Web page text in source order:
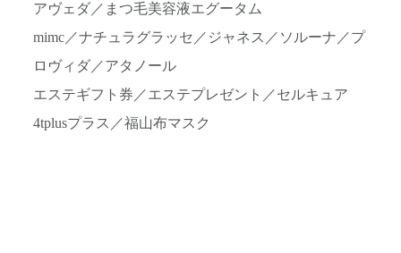
アヴェダ／まつ毛美容液エグータム
mimc／ナチュラグラッセ／ジャネス／ソルーナ／プ
ロヴィダ／アタノール
エステギフト券／エステプレゼント／セルキュア
4tplusプラス／福山布マスク